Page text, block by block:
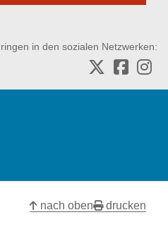
in den sozialen Netzwerken:
nach oben drucken